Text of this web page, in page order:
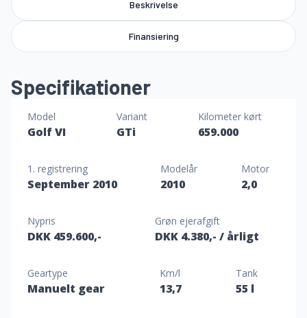
Beskrivelse
Finansiering
Specifikationer
Model
Golf VI
Variant
GTi
Kilometer kørt
659.000
1. registrering
September 2010
Modelår
2010
Motor
2,0
Nypris
DKK 459.600,-
Grøn ejerafgift
DKK 4.380,- / årligt
Geartype
Manuelt gear
Km/l
13,7
Tank
55 l